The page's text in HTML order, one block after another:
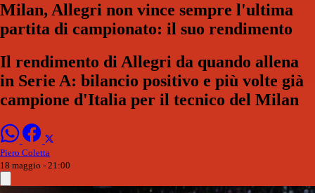
Milan, Allegri non vince sempre l'ultima
partita di campionato: il suo rendimento
Il rendimento di Allegri da quando allena
in Serie A: bilancio positivo e più volte già
campione d'Italia per il tecnico del Milan
Piero Coletta
18 maggio - 21:00